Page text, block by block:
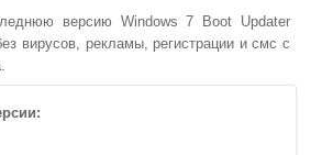
версию Windows 7 Boot Updater
вирусов, рекламы, регистрации и смс с